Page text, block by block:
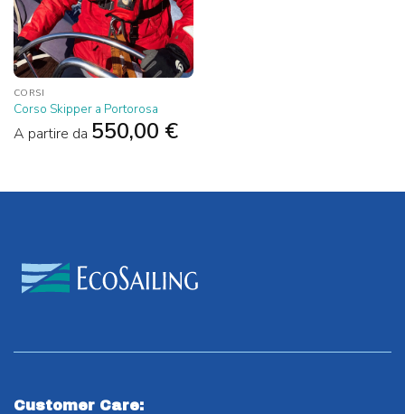
CORSI
Corso Skipper a Portorosa
A partire da 550,00 €
Customer Care: